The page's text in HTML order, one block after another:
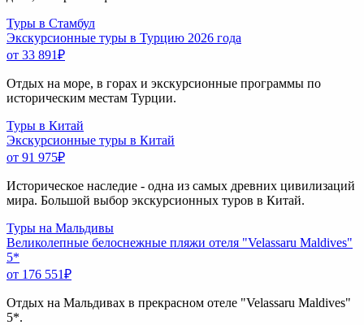
Туры в Стамбул
Экскурсионные туры в Турцию 2026 года
от 33 891₽
Отдых на море, в горах и экскурсионные программы по
историческим местам Турции.
Туры в Китай
Экскурсионные туры в Китай
от 91 975₽
Историческое наследие - одна из самых древних цивилизаций
мира. Большой выбор экскурсионных туров в Китай.
Туры на Мальдивы
Великолепные белоснежные пляжи отеля "Velassaru Maldives"
5*
от 176 551₽
Отдых на Мальдивах в прекрасном отеле "Velassaru Maldives"
5*.